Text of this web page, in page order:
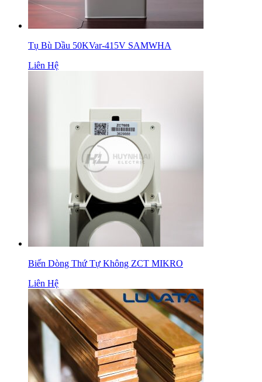
Tụ Bù Dầu 50KVar-415V SAMWHA
Liên Hệ
Biến Dòng Thứ Tự Không ZCT MIKRO
Liên Hệ